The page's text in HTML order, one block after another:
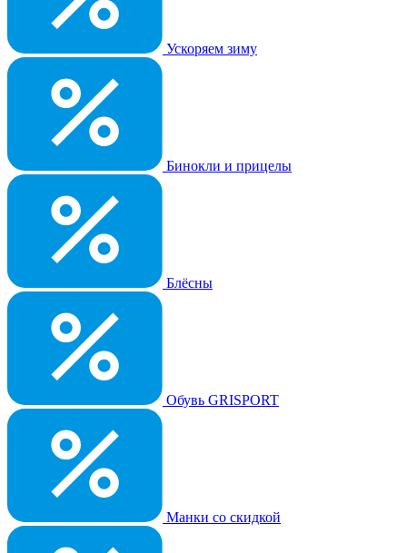
Ускоряем зиму
Бинокли и прицелы
Блёсны
Обувь GRISPORT
Манки со скидкой